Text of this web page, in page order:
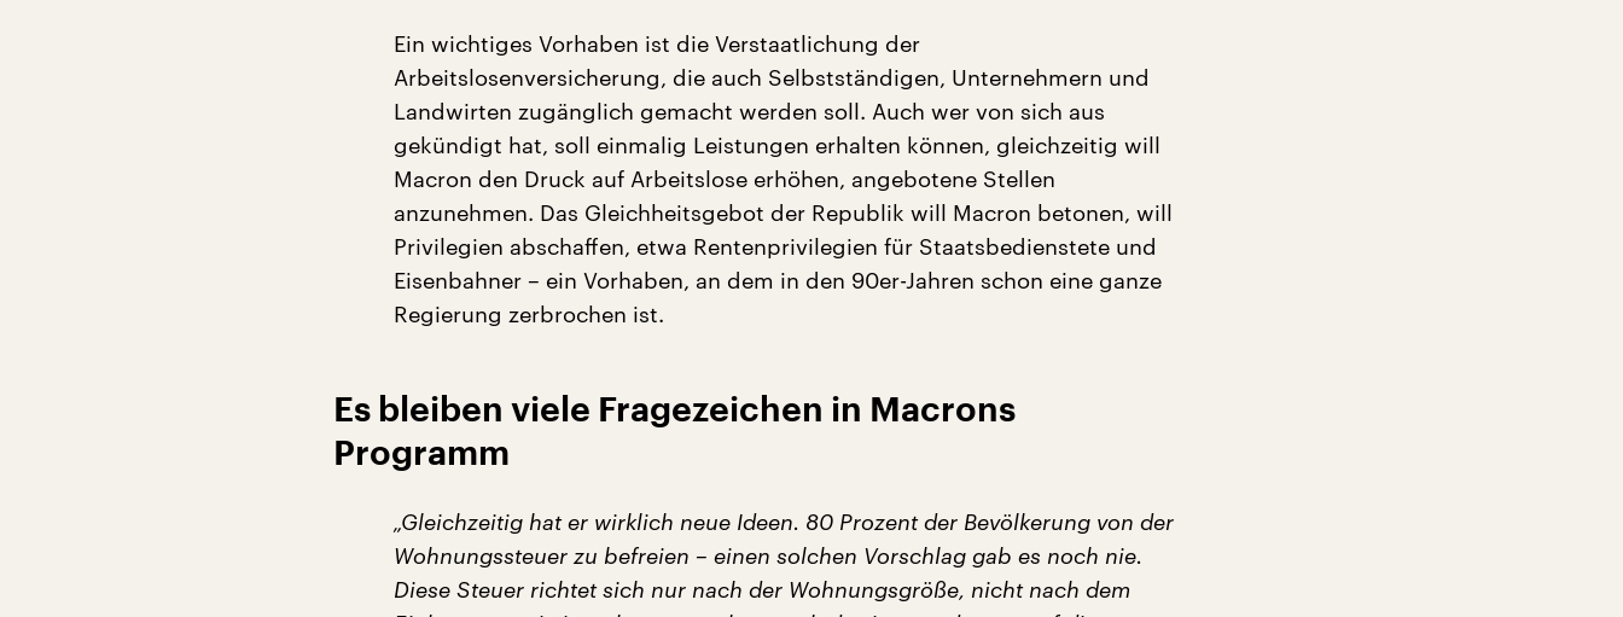
Ein wichtiges Vorhaben ist die Verstaatlichung der
Arbeitslosenversicherung, die auch Selbstständigen, Unternehmern und
Landwirten zugänglich gemacht werden soll. Auch wer von sich aus
gekündigt hat, soll einmalig Leistungen erhalten können, gleichzeitig will
Macron den Druck auf Arbeitslose erhöhen, angebotene Stellen
anzunehmen. Das Gleichheitsgebot der Republik will Macron betonen, will
Privilegien abschaffen, etwa Rentenprivilegien für Staatsbedienstete und
Eisenbahner – ein Vorhaben, an dem in den 90er-Jahren schon eine ganze
Regierung zerbrochen ist.
Es bleiben viele Fragezeichen in Macrons
Programm
„Gleichzeitig hat er wirklich neue Ideen. 80 Prozent der Bevölkerung von der
Wohnungssteuer zu befreien – einen solchen Vorschlag gab es noch nie.
Diese Steuer richtet sich nur nach der Wohnungsgröße, nicht nach dem